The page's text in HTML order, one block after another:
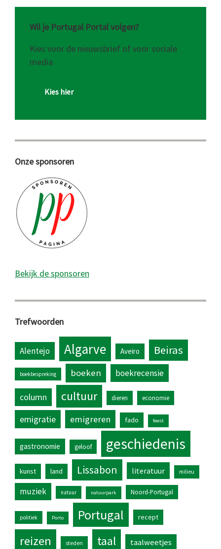
Wil je Portugal Portal volgen?
Kies voor de nieuwsbrief of voor sociale
media
Kies hier
Onze sponsoren
Bekijk de sponsoren
Trefwoorden
Alentejo Algarve Aveiro Beiras
boekbespreking boeken boekrecensie
column cultuur dieren economie
emigratie emigreren fado feest
gastronomie geloof geschiedenis
kunst land Lissabon literatuur milieu
muziek natuur natuurpark Noord-Portugal
politiek Porto Portugal recept
reizen steden taal taalweetjes